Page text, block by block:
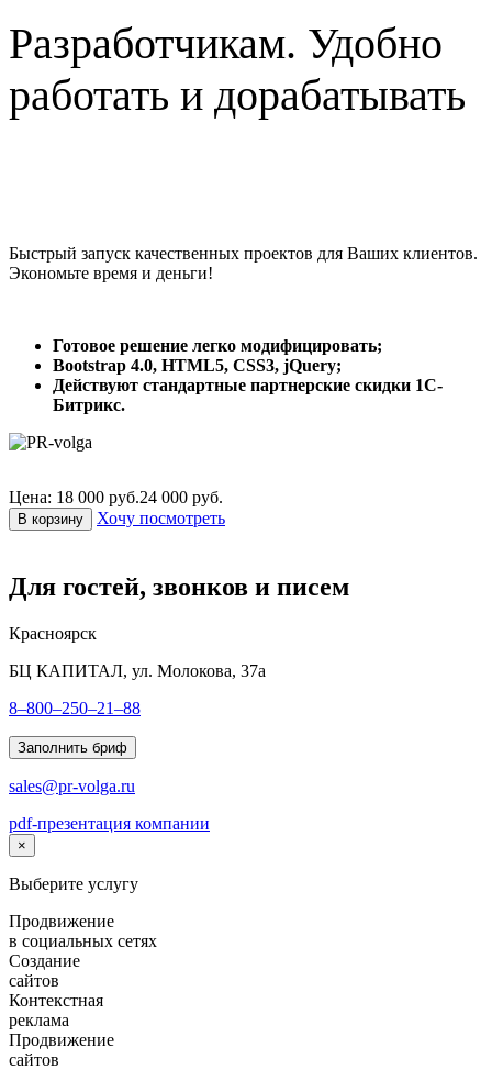
Разработчикам. Удобно
работать и дорабатывать
Быстрый запуск качественных проектов для Ваших клиентов.
Экономьте время и деньги!
Готовое решение легко модифицировать;
Bootstrap 4.0, HTML5, CSS3, jQuery;
Действуют стандартные партнерские скидки 1С-
Битрикс.
Цена: 18 000 руб.24 000 руб.
В корзину Хочу посмотреть
Для гостей, звонков и писем
Красноярск
БЦ КАПИТАЛ, ул. Молокова, 37а
8–800–250–21–88
Заполнить бриф
sales@pr-volga.ru
pdf-презентация компании
×
Выберите услугу
Продвижение
в социальных сетях
Создание
сайтов
Контекстная
реклама
Продвижение
сайтов